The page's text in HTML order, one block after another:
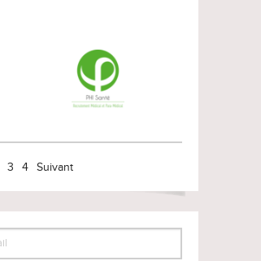
3 4 Suivant